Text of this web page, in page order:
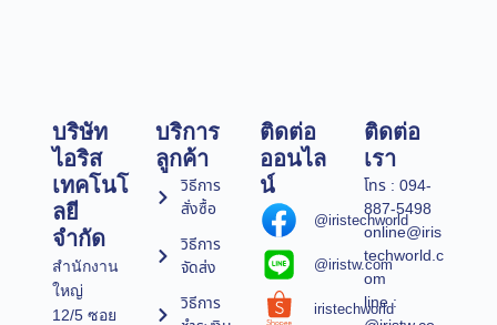
บริษัท
ไอริส
เทคโนโ
ลยี
จำกัด
สำนักงาน
ใหญ่
12/5 ซอย
บริการ
ลูกค้า
วิธีการ
สั่งซื้อ
วิธีการ
จัดส่ง
วิธีการ
ติดต่อ
ออนไล
น์
@iristechworld
@iristw.com
iristechworld
ติดต่อ
เรา
โทร : 094-
887-5498
online@iris
techworld.c
om
line :